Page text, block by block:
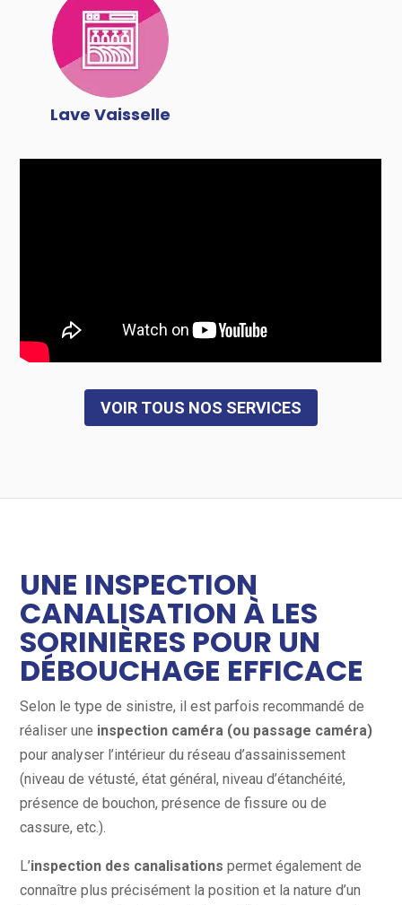
Lave Vaisselle
VOIR TOUS NOS SERVICES
UNE INSPECTION
CANALISATION À LES
SORINIÈRES POUR UN
DÉBOUCHAGE EFFICACE
Selon le type de sinistre, il est parfois recommandé de
réaliser une inspection caméra (ou passage caméra)
pour analyser l’intérieur du réseau d’assainissement
(niveau de vétusté, état général, niveau d’étanchéité,
présence de bouchon, présence de fissure ou de
cassure, etc.).
L’inspection des canalisations permet également de
connaître plus précisément la position et la nature d’un